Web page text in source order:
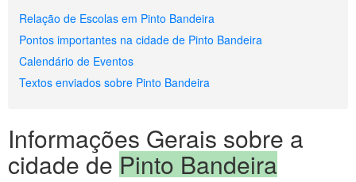
Relação de Escolas em Pinto Bandeira
Pontos importantes na cidade de Pinto Bandeira
Calendário de Eventos
Textos enviados sobre Pinto Bandeira
Informações Gerais sobre a
cidade de Pinto Bandeira